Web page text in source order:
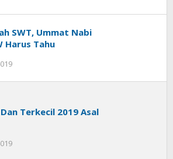
SWT, Ummat Nabi
Harus Tahu
Terkecil 2019 Asal